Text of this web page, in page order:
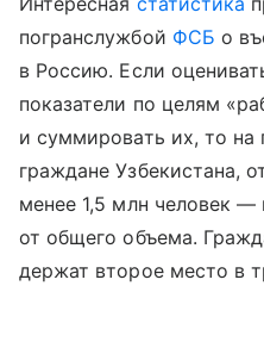
погранслужбой ФСБ о
в Россию. Если
показатели по целям
и суммировать их, то
граждане Узбекистана,
менее 1,5 млн человек —
от общего объема.
держат второе место в